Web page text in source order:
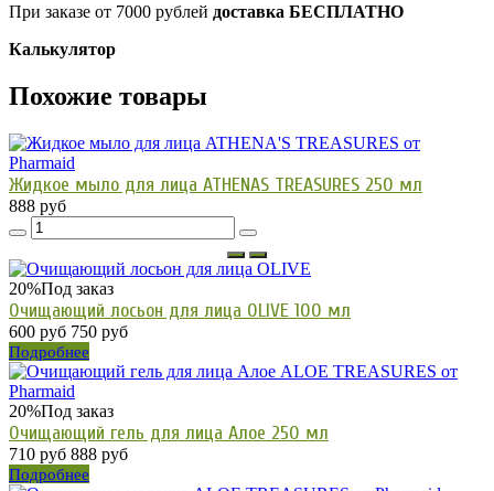
При заказе от 7000 рублей доставка БЕСПЛАТНО
Калькулятор
Похожие товары
Жидкое мыло для лица ATHENAS TREASURES 250 мл
888 руб
20%Под заказ
Очищающий лосьон для лица OLIVE 100 мл
600 руб 750 руб
Подробнее
20%Под заказ
Очищающий гель для лица Алое 250 мл
710 руб 888 руб
Подробнее